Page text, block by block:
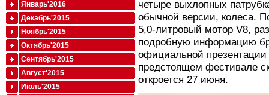
четыре выхлопных
обычной версии, колеса.
5,0-литровый мотор V8,
подробную информацию
официальной
предстоящем фестивале
откроется 27 июня.
Январь'2016
Декабрь'2015
Ноябрь'2015
Октябрь'2015
Сентябрь'2015
Август'2015
Июль'2015